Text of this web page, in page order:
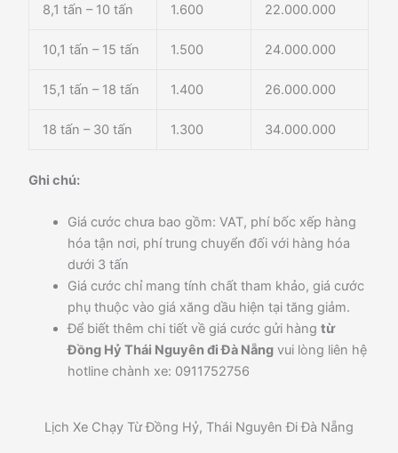
8,1 tấn – 10 tấn 1.600 22.000.000
10,1 tấn – 15 tấn 1.500 24.000.000
15,1 tấn – 18 tấn 1.400 26.000.000
18 tấn – 30 tấn 1.300 34.000.000
Ghi chú:
Giá cước chưa bao gồm: VAT, phí bốc xếp hàng
hóa tận nơi, phí trung chuyển đối với hàng hóa
dưới 3 tấn
Giá cước chỉ mang tính chất tham khảo, giá cước
phụ thuộc vào giá xăng dầu hiện tại tăng giảm.
Để biết thêm chi tiết về giá cước gửi hàngtừ
Đồng Hỷ Thái Nguyên đi Đà Nẵng vui lòng liên hệ
hotline chành xe: 0911752756
Lịch Xe Chạy Từ Đồng Hỷ, Thái Nguyên Đi Đà Nẵng